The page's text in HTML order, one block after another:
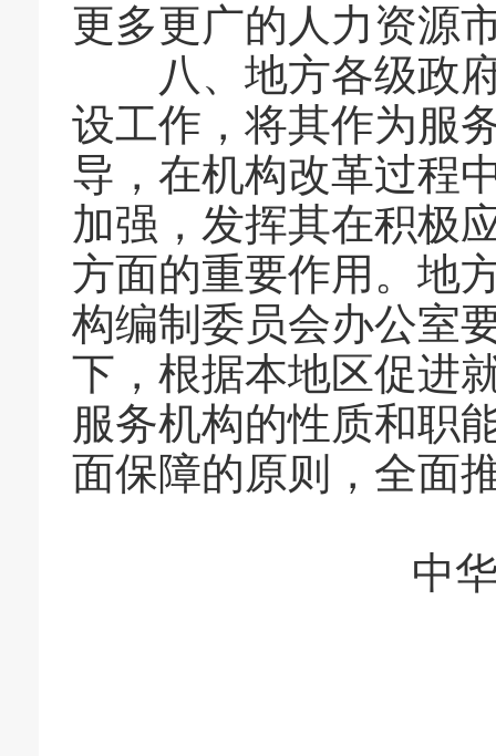
更多更广的人力资源
八、地方各级政府
设工作，将其作为服
导，在机构改革过程
加强，发挥其在积极
方面的重要作用。地
构编制委员会办公室
下，根据本地区促进
服务机构的性质和职
面保障的原则，全面
中华